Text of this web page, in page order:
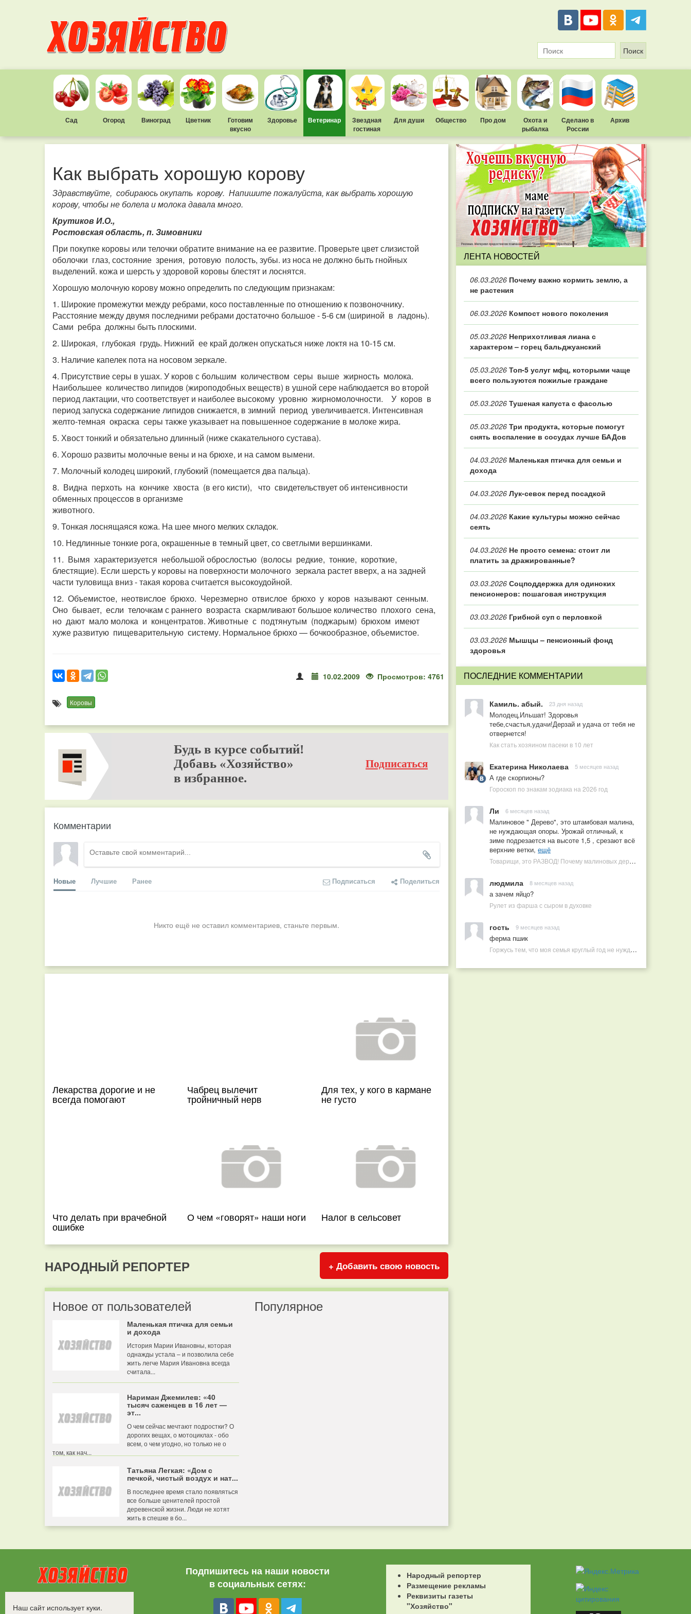
Сад Огород Виноград Цветник
Готовим
вкусно
Здоровье Ветеринар
Звездная
гостиная
Для души Общество Про дом
Охота и
рыбалка
Сделано в
России
Архив
Как выбрать хорошую корову
Здравствуйте, собираюсь окупать корову. Напишите пожалуйста, как выбрать хорошую
корову, чтобы не болела и молока давала много.
Крутиков И.О.,
Ростовская область, п. Зимовники
При покупке коровы или телочки обратите внимание на ее развитие. Проверьте цвет слизистой
оболочки глаз, состояние зрения, ротовую полость, зубы. из носа не должно быть гнойных
выделений. кожа и шерсть у здоровой коровы блестят и лоснятся.
Хорошую молочную корову можно определить по следующим признакам:
1. Широкие промежутки между ребрами, косо поставленные по отношению к позвоночнику.
Расстояние между двумя последними ребрами достаточно большое - 5-6 см (шириной в ладонь).
Сами ребра должны быть плоскими.
2. Широкая, глубокая грудь. Нижний ее край должен опускаться ниже локтя на 10-15 см.
3. Наличие капелек пота на носовом зеркале.
4. Присутствие серы в ушах. У коров с большим количеством серы выше жирность молока.
Наибольшее количество липидов (жироподобных веществ) в ушной сере наблюдается во второй
период лактации, что соответствует и наиболее высокому уровню жирномолочности. У коров в
период запуска содержание липидов снижается, в зимний период увеличивается. Интенсивная
желто-темная окраска серы также указывает на повышенное содержание в молоке жира.
5. Хвост тонкий и обязательно длинный (ниже скакательного сустава).
6. Хорошо развиты молочные вены и на брюхе, и на самом вымени.
7. Молочный колодец широкий, глубокий (помещается два пальца).
8. Видна перхоть на кончике хвоста (в его кисти), что свидетельствует об интенсивности
обменных процессов в организме
животного.
9. Тонкая лоснящаяся кожа. На шее много мелких складок.
10. Недлинные тонкие рога, окрашенные в темный цвет, со светлыми вершинками.
11. Вымя характеризуется небольшой оброслостью (волосы редкие, тонкие, короткие,
блестящие). Если шерсть у коровы на поверхности молочного зеркала растет вверх, а на задней
части туловища вниз - такая корова считается высокоудойной.
12. Объемистое, неотвислое брюхо. Черезмерно отвислое брюхо у коров называют сенным.
Оно бывает, если телочкам с раннего возраста скармливают большое количество плохого сена,
но дают мало молока и концентратов. Животные с подтянутым (поджарым) брюхом имеют
хуже развитую пищеварительную систему. Нормальное брюхо — бочкообразное, объемистое.
10.02.2009 Просмотров: 4761
Коровы
Будь в курсе событий!
Добавь «Хозяйство»
в избранное.
Подписаться
Комментарии
Новые Лучшие Ранее Подписаться Поделиться
Никто ещё не оставил комментариев, станьте первым.
Лекарства дорогие и не
всегда помогают
Чабрец вылечит
тройничный нерв
Для тех, у кого в кармане
не густо
Что делать при врачебной
ошибке
О чем «говорят» наши ноги Налог в сельсовет
НАРОДНЫЙ РЕПОРТЕР + Добавить свою новость
Новое от пользователей
Маленькая птичка для семьи
и дохода
История Марии Ивановны, которая
однажды устала – и позволила себе
жить легче Мария Ивановна всегда
считала...
Нариман Джемилев: «40
тысяч саженцев в 16 лет —
эт...
О чем сейчас мечтают подростки? О
дорогих вещах, о мотоциклах - обо
всем, о чем угодно, но только не о
том, как нач...
Татьяна Легкая: «Дом с
печкой, чистый воздух и нат...
В последнее время стало появляться
все больше ценителей простой
деревенской жизни. Люди не хотят
жить в спешке в бо...
Популярное
ЛЕНТА НОВОСТЕЙ
06.03.2026 Почему важно кормить землю, а
не растения
06.03.2026 Компост нового поколения
05.03.2026 Неприхотливая лиана с
характером – горец бальджуанский
05.03.2026 Топ‑5 услуг мфц, которыми чаще
всего пользуются пожилые граждане
05.03.2026 Тушеная капуста с фасолью
05.03.2026 Три продукта, которые помогут
снять воспаление в сосудах лучше БАДов
04.03.2026 Маленькая птичка для семьи и
дохода
04.03.2026 Лук-севок перед посадкой
04.03.2026 Какие культуры можно сейчас
сеять
04.03.2026 Не просто семена: стоит ли
платить за дражированные?
03.03.2026 Соцподдержка для одиноких
пенсионеров: пошаговая инструкция
03.03.2026 Грибной суп с перловкой
03.03.2026 Мышцы – пенсионный фонд
здоровья
ПОСЛЕДНИЕ КОММЕНТАРИИ
Камиль. абый. 23 дня назад
Молодец,Ильшат! Здоровья
тебе,счастья,удачи!Дерзай и удача от тебя не
отвернется!
Как стать хозяином пасеки в 10 лет
Екатерина Николаева 5 месяцев назад
А где скорпионы?
Гороскоп по знакам зодиака на 2026 год
Ли 6 месяцев назад
Малиновое " Дерево", это штамбовая малина,
не нуждающая опоры. Урожай отличный, к
зиме подрезается на высоте 1,5 , срезают всё
верхние ветки, ещё
Товарищи, это РАЗВОД! Почему малиновых деревьев не бывает, или Как ушлые продавцы наживаются на мечтах садоводов
людмила 8 месяцев назад
а зачем яйцо?
Рулет из фарша с сыром в духовке
гость 9 месяцев назад
ферма пшик
Горжусь тем, что моя семья круглый год не нуждается в покупных витаминах
Все права защищены.
Подпишитесь на наши новости
в социальных сетях:
Народный репортер
Размещение рекламы
Реквизиты газеты
"Хозяйство"
Наш сайт использует куки.